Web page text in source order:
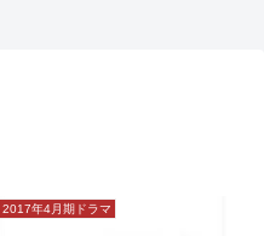
2017年4月期ドラマ